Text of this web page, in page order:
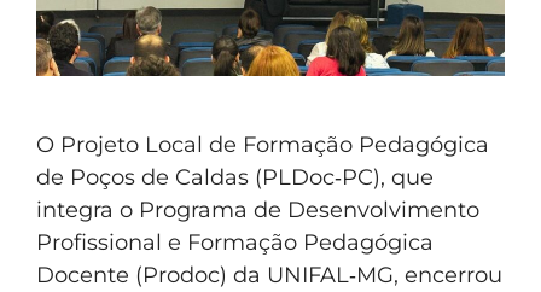
O Projeto Local de Formação Pedagógica
de Poços de Caldas (PLDoc‑PC), que
integra o Programa de Desenvolvimento
Profissional e Formação Pedagógica
Docente (Prodoc) da UNIFAL‑MG, encerrou